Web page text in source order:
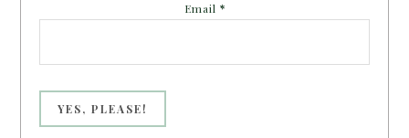
Email *